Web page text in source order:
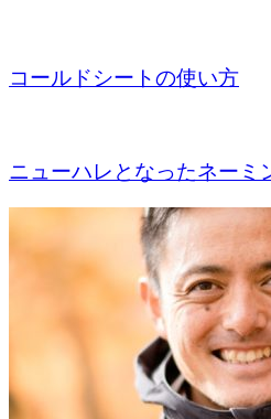
コールドシートの使い方
ニューハレとなったネーミ